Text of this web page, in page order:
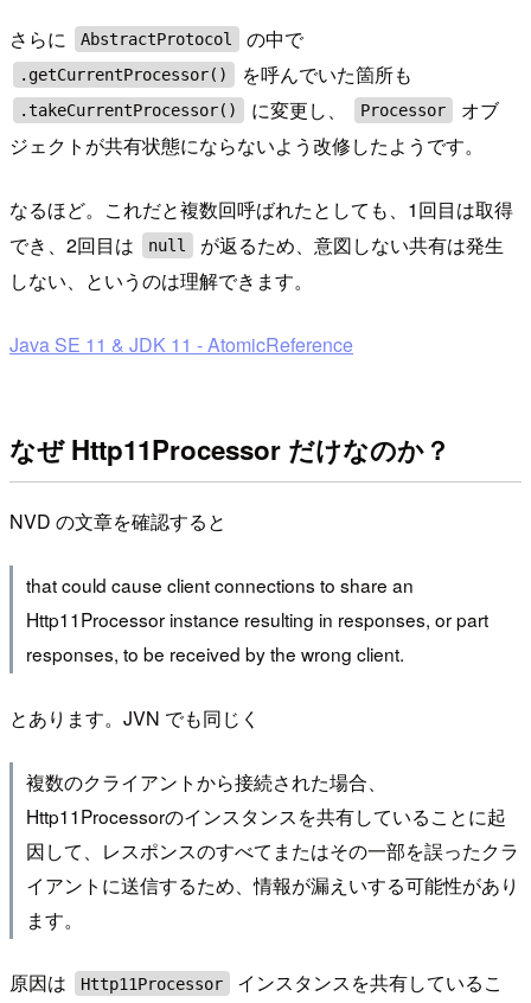
さらに AbstractProtocol の中で
.getCurrentProcessor() を呼んでいた箇所も
.takeCurrentProcessor() に変更し、 Processor
オブ
ジェクトが共有状態にならないよう改修したようです。
なるほど。これだと複数回呼ばれたとしても、1回目は取得
でき、2回目は
null
が返るため、意図しない共有は発生
しない、というのは理解できます。
Java SE 11 & JDK 11 - AtomicReference
なぜ Http11Processor だけなのか？
NVD の文章を確認すると
that could cause client connections to share an
Http11Processor instance resulting in responses, or part
responses, to be received by the wrong client.
とあります。JVN でも同じく
複数のクライアントから接続された場合、
Http11Processorのインスタンスを共有していることに起
因して、レスポンスのすべてまたはその一部を誤ったクラ
イアントに送信するため、情報が漏えいする可能性があり
ます。
原因は Http11Processor
インスタンスを共有しているこ